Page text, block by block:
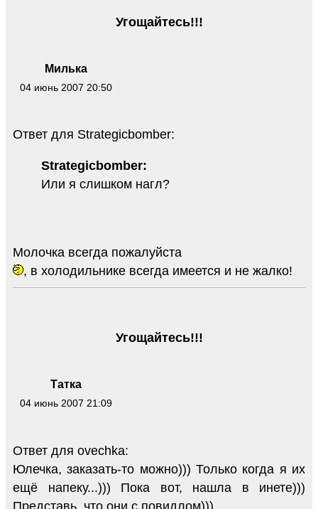
Милька
04 июнь 2007 20:50
Угощайтесь!!!
Ответ для Strategicbomber:
Strategicbomber:
Или я слишком нагл?
Молочка всегда пожалуйста
, в холодильнике всегда имеется и не жалко!
Татка
04 июнь 2007 21:09
Угощайтесь!!!
Ответ для ovechka:
Юлечка, заказать-то можно))) Только когда я их
ещё напеку...))) Пока вот, нашла в инете)))
Представь, что они с повидлом)))